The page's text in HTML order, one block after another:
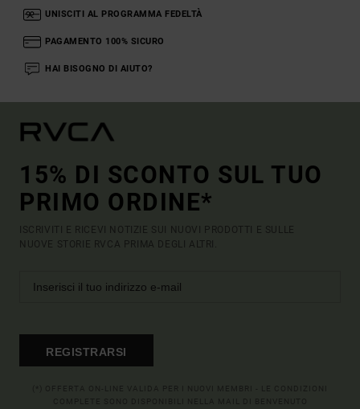
UNISCITI AL PROGRAMMA FEDELTÀ
PAGAMENTO 100% SICURO
HAI BISOGNO DI AIUTO?
15% DI SCONTO SUL TUO
PRIMO ORDINE*
ISCRIVITI E RICEVI NOTIZIE SUI NUOVI PRODOTTI E SULLE
NUOVE STORIE RVCA PRIMA DEGLI ALTRI.
REGISTRARSI